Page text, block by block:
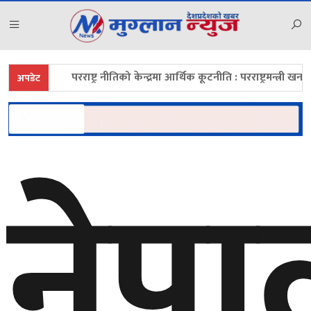
अपडेट
परराष्ट्र नीतिको केन्द्रमा आर्थिक कूटनीति : परराष्ट्रमन्त्री खनाल